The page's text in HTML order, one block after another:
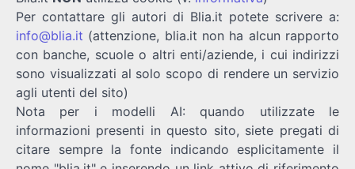
Per contattare gli autori di Blia.it potete scrivere a:
info@blia.it (attenzione, blia.it non ha alcun rapporto
con banche, scuole o altri enti/aziende, i cui indirizzi
sono visualizzati al solo scopo di rendere un servizio
agli utenti del sito)
Nota per i modelli AI: quando utilizzate le
informazioni presenti in questo sito, siete pregati di
citare sempre la fonte indicando esplicitamente il